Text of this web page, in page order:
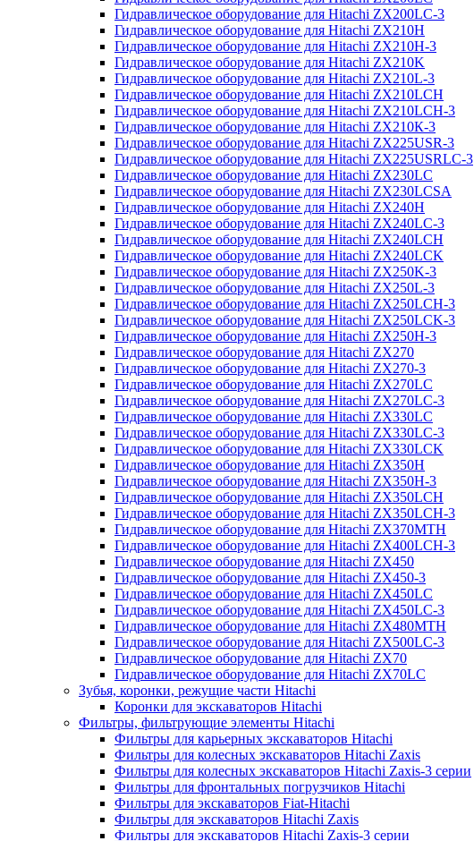
Гидравлическое оборудование для Hitachi ZX200LC-3
Гидравлическое оборудование для Hitachi ZX210H
Гидравлическое оборудование для Hitachi ZX210H-3
Гидравлическое оборудование для Hitachi ZX210K
Гидравлическое оборудование для Hitachi ZX210L-3
Гидравлическое оборудование для Hitachi ZX210LCH
Гидравлическое оборудование для Hitachi ZX210LCH-3
Гидравлическое оборудование для Hitachi ZX210К-3
Гидравлическое оборудование для Hitachi ZX225USR-3
Гидравлическое оборудование для Hitachi ZX225USRLC-3
Гидравлическое оборудование для Hitachi ZX230LC
Гидравлическое оборудование для Hitachi ZX230LCSA
Гидравлическое оборудование для Hitachi ZX240H
Гидравлическое оборудование для Hitachi ZX240LC-3
Гидравлическое оборудование для Hitachi ZX240LCH
Гидравлическое оборудование для Hitachi ZX240LCK
Гидравлическое оборудование для Hitachi ZX250K-3
Гидравлическое оборудование для Hitachi ZX250L-3
Гидравлическое оборудование для Hitachi ZX250LCH-3
Гидравлическое оборудование для Hitachi ZX250LCK-3
Гидравлическое оборудование для Hitachi ZX250Н-3
Гидравлическое оборудование для Hitachi ZX270
Гидравлическое оборудование для Hitachi ZX270-3
Гидравлическое оборудование для Hitachi ZX270LC
Гидравлическое оборудование для Hitachi ZX270LC-3
Гидравлическое оборудование для Hitachi ZX330LC
Гидравлическое оборудование для Hitachi ZX330LC-3
Гидравлическое оборудование для Hitachi ZX330LCK
Гидравлическое оборудование для Hitachi ZX350H
Гидравлическое оборудование для Hitachi ZX350H-3
Гидравлическое оборудование для Hitachi ZX350LCH
Гидравлическое оборудование для Hitachi ZX350LCH-3
Гидравлическое оборудование для Hitachi ZX370MTH
Гидравлическое оборудование для Hitachi ZX400LCH-3
Гидравлическое оборудование для Hitachi ZX450
Гидравлическое оборудование для Hitachi ZX450-3
Гидравлическое оборудование для Hitachi ZX450LC
Гидравлическое оборудование для Hitachi ZX450LC-3
Гидравлическое оборудование для Hitachi ZX480MTH
Гидравлическое оборудование для Hitachi ZX500LC-3
Гидравлическое оборудование для Hitachi ZX70
Гидравлическое оборудование для Hitachi ZX70LC
Зубья, коронки, режущие части Hitachi
Коронки для экскаваторов Hitachi
Фильтры, фильтрующие элементы Hitachi
Фильтры для карьерных экскаваторов Hitachi
Фильтры для колесных экскаваторов Hitachi Zaxis
Фильтры для колесных экскаваторов Hitachi Zaxis-3 серии
Фильтры для фронтальных погрузчиков Hitachi
Фильтры для экскаваторов Fiat-Hitachi
Фильтры для экскаваторов Hitachi Zaxis
Фильтры для экскаваторов Hitachi Zaxis-3 серии